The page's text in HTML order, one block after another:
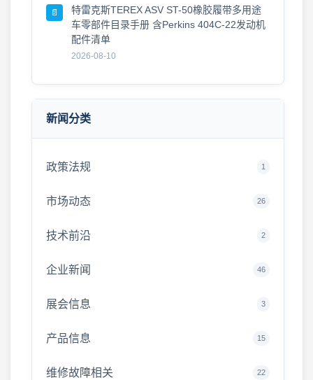
📄
特雷克斯TEREX ASV ST-50橡胶履带多用途
车零部件目录手册 含Perkins 404C-22发动机
配件清单
2026-08-10
新闻分类
政策法规 1
市场动态 26
技术前沿 2
企业新闻 46
展会信息 3
产品信息 15
维修故障相关 22